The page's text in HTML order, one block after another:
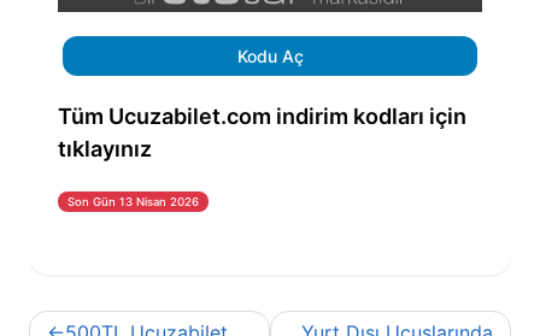
Kodu Aç
Tüm Ucuzabilet.com indirim kodları için
tıklayınız
Son Gün 13 Nisan 2026
Yazı